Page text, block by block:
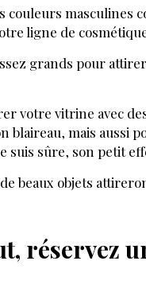
Quels sont les
comportements
hommes en 2025
Newsletter